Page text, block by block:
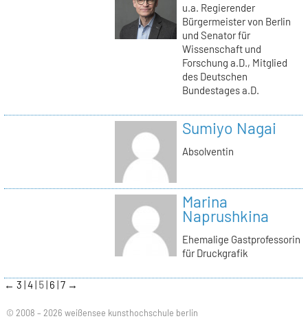
u.a. Regierender
Bürgermeister von Berlin
und Senator für
Wissenschaft und
Forschung a.D., Mitglied
des Deutschen
Bundestages a.D.
Sumiyo Nagai
Absolventin
Marina
Naprushkina
Ehemalige Gastprofessorin
für Druckgrafik
← 3 4 5 6 7 →
© 2008 – 2026 weißensee kunsthochschule berlin